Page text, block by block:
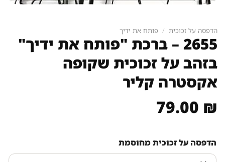
הדפסה על זכוכית / פותח את ידיך
2655 – ברכת "פותח את ידיך"
בזהב על זכוכית שקופה
אקסטרה קליר
79.00 ₪
הדפסה על זכוכית מחוסמת